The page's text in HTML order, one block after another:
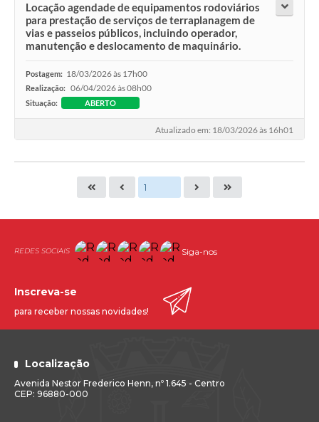
Locação agendade de equipamentos rodoviários
para prestação de serviços de terraplanagem de
vias e passeios públicos, incluindo operador,
manutenção e deslocamento de maquinário.
Postagem: 18/03/2026 às 17h00
Realização: 06/04/2026 às 08h00
Situação: ABERTO
Atualizado em: 18/03/2026 às 16h01
Siga-nos
Localização
Avenida Nestor Frederico Henn, nº 1.645 - Centro
CEP: 96880-000
Inscreva-se
para receber nossas novidades!